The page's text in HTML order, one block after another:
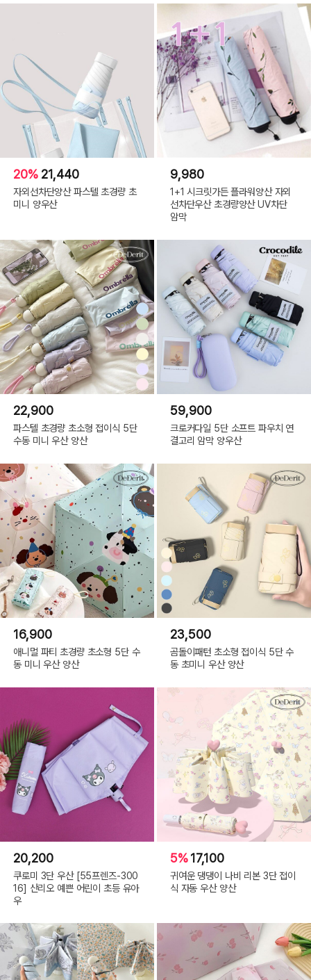
20% 21,440
자외선차단양산 파스텔 초경량 초
미니 양우산
9,980
1+1 시크릿가든 플라워양산 자외
선차단우산 초경량양산 UV차단
암막
22,900
파스텔 초경량 초소형 접이식 5단
수동 미니 우산 양산
59,900
크로커다일 5단 소프트 파우치 연
결고리 암막 양우산
16,900
애니멀 파티 초경량 초소형 5단 수
동 미니 우산 양산
23,500
곰돌이패턴 초소형 접이식 5단 수
동 초미니 우산 양산
20,200
쿠로미 3단 우산 [55프렌즈-300
16] 산리오 예쁜 어린이 초등 유아
우
5%17,100
귀여운 댕댕이 나비 리본 3단 접이
식 자동 우산 양산